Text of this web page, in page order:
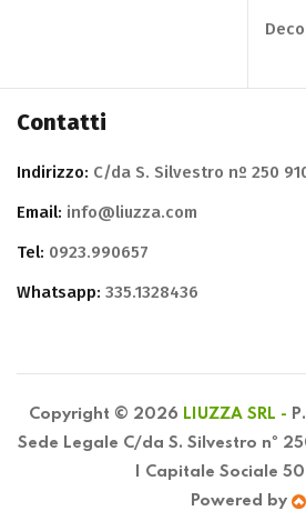
Contatti
Indirizzo: C/da S. Silvestro nº 250
Email: info@liuzza.com
Tel: 0923.990657
Whatsapp: 335.1328436
Copyright © 2026 LIUZZA SRL -
Sede Legale C/da S. Silvestro nº
| Capitale Sociale
Powered by